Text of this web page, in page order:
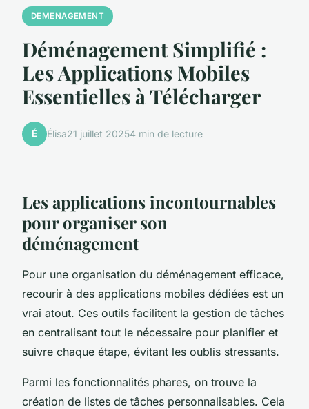
DEMENAGEMENT
Déménagement Simplifié :
Les Applications Mobiles
Essentielles à Télécharger
É Élisa21 juillet 20254 min de lecture
Les applications incontournables
pour organiser son
déménagement
Pour une organisation du déménagement efficace,
recourir à des applications mobiles dédiées est un
vrai atout. Ces outils facilitent la gestion de tâches
en centralisant tout le nécessaire pour planifier et
suivre chaque étape, évitant les oublis stressants.
Parmi les fonctionnalités phares, on trouve la
création de listes de tâches personnalisables. Cela